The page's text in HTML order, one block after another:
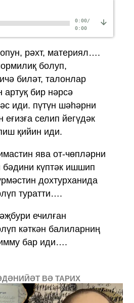
0:00/
0:00
рәхт, материял….
болуп,
биләт, талонлар
артуқ бир нәрсә
иди. пүтүн шәһәрни
селип йегүдәк
қийин иди.
ява от-чөпләрни
бәдини күптәк ишшип
дохтурханида
туратти….
ечилған
кәткән балиларниң
бар иди….
ВӘ ТАРИХ